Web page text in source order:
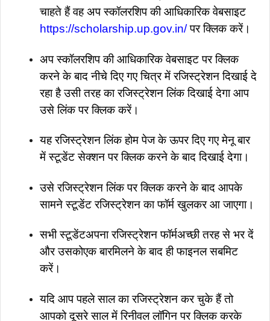
चाहते हैं वह अप स्कॉलरशिप की आधिकारिक वेबसाइट
https://scholarship.up.gov.in/पर क्लिक करें।
अप स्कॉलरशिप की आधिकारिक वेबसाइट पर क्लिक
करने के बाद नीचे दिए गए चित्र में रजिस्ट्रेशन दिखाई दे
रहा है उसी तरह का रजिस्ट्रेशन लिंक दिखाई देगा आप
उसे लिंक पर क्लिक करें।
यह रजिस्ट्रेशन लिंक होम पेज के ऊपर दिए गए मेनू बार
में स्टूडेंट सेक्शन पर क्लिक करने के बाद दिखाई देगा।
उसे रजिस्ट्रेशन लिंक पर क्लिक करने के बाद आपके
सामने स्टूडेंट रजिस्ट्रेशन का फॉर्म खुलकर आ जाएगा।
सभी स्टूडेंटअपना रजिस्ट्रेशन फॉर्मअच्छी तरह से भर दें
और उसकोएक बारमिलने के बाद ही फाइनल सबमिट
करें।
यदि आप पहले साल का रजिस्ट्रेशन कर चुके हैं तो
आपको दूसरे साल में रिनीवल लॉगिन पर क्लिक करके